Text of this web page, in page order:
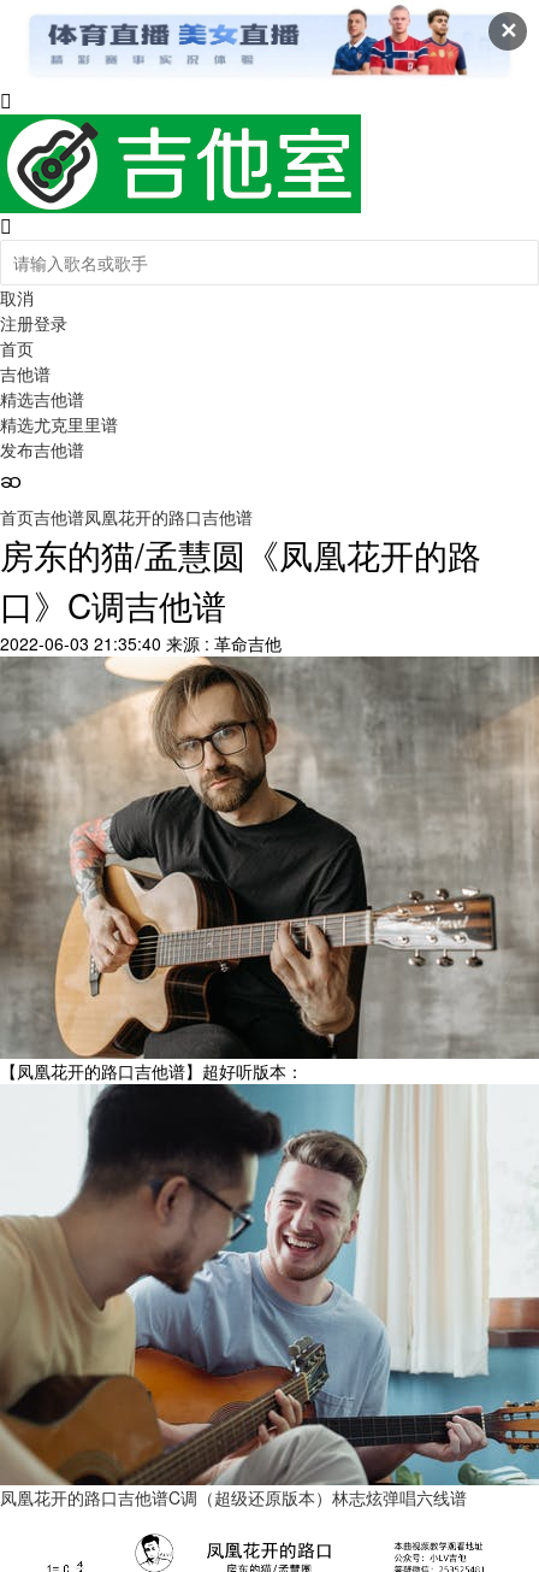
✕
取消
注册登录
首页
吉他谱
精选吉他谱
精选尤克里里谱
发布吉他谱
首页吉他谱凤凰花开的路口吉他谱
房东的猫/孟慧圆《凤凰花开的路
口》C调吉他谱
2022-06-03 21:35:40 来源 : 革命吉他
【凤凰花开的路口吉他谱】超好听版本：
凤凰花开的路口吉他谱C调（超级还原版本）林志炫弹唱六线谱